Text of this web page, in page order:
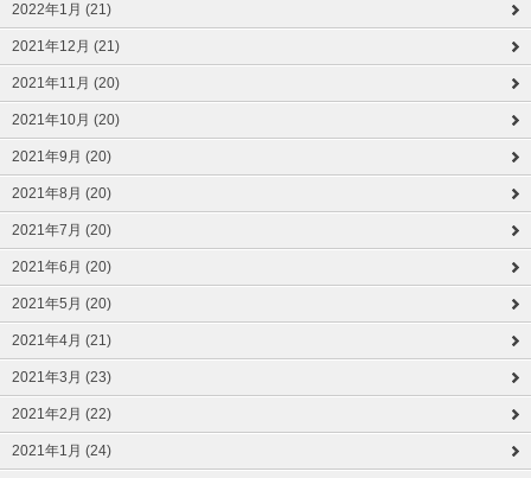
2022年1月 (21)
2021年12月 (21)
2021年11月 (20)
2021年10月 (20)
2021年9月 (20)
2021年8月 (20)
2021年7月 (20)
2021年6月 (20)
2021年5月 (20)
2021年4月 (21)
2021年3月 (23)
2021年2月 (22)
2021年1月 (24)